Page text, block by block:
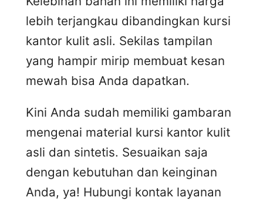
lebih terjangkau dibandingkan kursi
kantor kulit asli. Sekilas tampilan
yang hampir mirip membuat kesan
mewah bisa Anda dapatkan.
Kini Anda sudah memiliki gambaran
mengenai material kursi kantor kulit
asli dan sintetis. Sesuaikan saja
dengan kebutuhan dan keinginan
Anda, ya! Hubungi kontak layanan